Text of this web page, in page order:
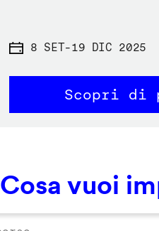
8 SET-19 DIC 2025
Scopri di
Cosa vuoi